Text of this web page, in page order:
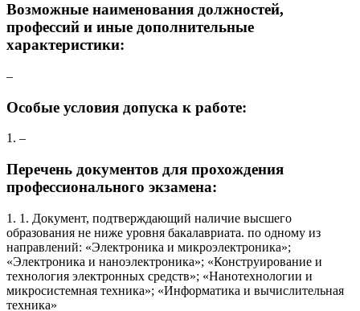
Возможные наименования должностей,
профессий и иные дополнительные
характеристики:
–
Особые условия допуска к работе:
1. –
Перечень документов для прохождения
профессионального экзамена:
1. 1. Документ, подтверждающий наличие высшего
образования не ниже уровня бакалавриата. по одному из
направлений: «Электроника и микроэлектроника»;
«Электроника и наноэлектроника»; «Конструирование и
технология электронных средств»; «Нанотехнологии и
микросистемная техника»; «Информатика и вычислительная
техника»